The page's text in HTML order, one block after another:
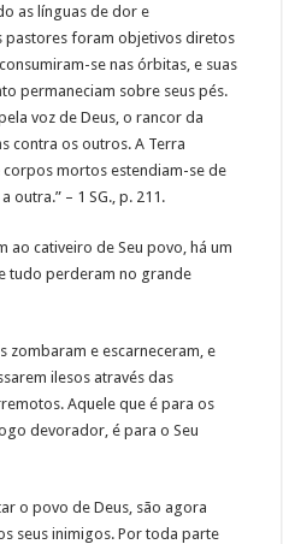
as línguas de dor e
pastores foram objetivos diretos
se nas órbitas, e suas
permaneciam sobre seus pés.
voz de Deus, o rancor da
contra os outros. A Terra
mortos estendiam-se de
outra.” – 1 SG., p. 211.
ao cativeiro de Seu povo, há um
tudo perderam no grande
zombaram e escarneceram, e
ilesos através das
Aquele que é para os
devorador, é para o Seu
o povo de Deus, são agora
seus inimigos. Por toda parte